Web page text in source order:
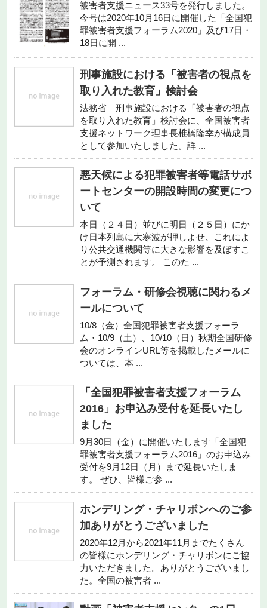
被害者支援ニュース33号を発行しました。
今号は2020年10月16日に開催した「全国犯
罪被害者支援フォーラム2020」及び17日・
18日に開 ...
刑事施設における「被害者の視点を
取り入れた教育」検討会
法務省 刑事施設における「被害者の視点
を取り入れた教育」検討会に、全国被害者
支援ネットワーク理事長椎橋隆幸が構成員
として参加いたしました。詳 ...
悪天候による犯罪被害者等電話サポ
ートセンターの開設時間の変更につ
いて
本日（２４日）並びに明日（２５日）にか
け日本列島に大寒波が押しよせ、これによ
り公共交通機関等に大きな影響を及ぼすこ
とが予測されます。 このた ...
フォーラム・研修会視聴に関わるメ
ールについて
10/8（金）全国犯罪被害者支援フォーラ
ム・10/9（土）、10/10（日）秋期全国研修
会のオンラインURL等を掲載したメールに
ついては、本 ...
「全国犯罪被害者支援フォーラム
2016」お申込み受付を延長いたし
ました
9月30日（金）に開催いたします「全国犯
罪被害者支援フォーラム2016」のお申込み
受付を9月12日（月）まで延長いたしま
す。 ぜひ、皆様ご参 ...
ホンデリング・チャリボンへのご参
加ありがとうございました
2020年12月から2021年11月までたくさん
の皆様にホンデリング・チャリボンにご協
力いただきました。ありがとうございまし
た。全国の被害者 ...